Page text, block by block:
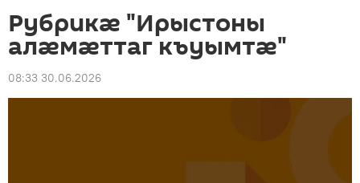
Рубрикæ "Ирыстоны
алæмæттаг къуымтæ"
08:33 30.06.2026